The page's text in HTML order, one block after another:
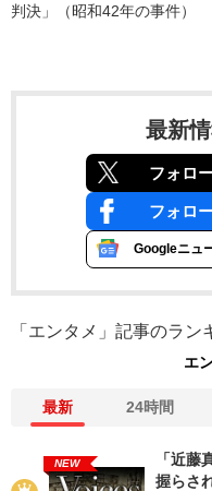
判決」（昭和42年の事件）
最新
フォロ
フォロ
Googleニュ
「エンタメ」記事のラン
エ
最新 24時間
NEW
「近
握らさ